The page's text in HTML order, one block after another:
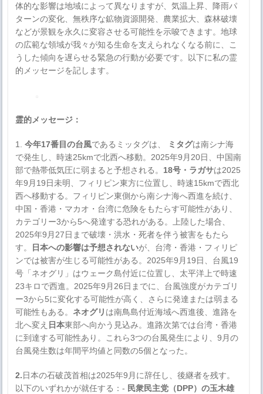
体的な影響は地域によって異なりますが、気温上昇、降雨パ
ターンの変化、無秩序な鉱物資源開発、農業拡大、森林破壊
などが景観を永久に変容させる可能性を示唆できます。地球
の広範な領域が我々が知る生命を支えられなくなる前に、こ
うした傾向を遅らせる緊急の行動が必要です。以下に私の霊
的メッセージを記します。
霊的メッセージ：
1.今年17番目の台風であるミッタグは、 ミタグは南シナ海
で発生し、時速25kmで北西へ移動。2025年9月20日、中国南
部で熱帯低気圧に弱まると予想される。 18号・ラガサは2025
年9月19日未明、フィリピン東方に位置し、時速15kmで西北
西へ移動する。フィリピン東側から南シナ海へ西進を続け、
中国・香港・マカオ・台湾に危険をもたらす可能性があり、
カテゴリー3から5へ発達する恐れがある。上陸した場合、
2025年9月27日まで破壊・洪水・死者を伴う被害をもたら
す。
日本への影響は予想されないが、台湾・香港・フィリピ
ンでは被害が生じる可能性がある。2025年9月19日、台風19
号「ネオグリ」はウェーク島付近に位置し、太平洋上で時速
23キロで西進。2025年9月26日までに、台風強度がカテゴリ
ー3から5に変化する可能性が高く、さらに発達または弱まる
可能性もある。ネオグリ は南鳥島付近海域へ西進後、進路を
北へ変え 日本東部へ向かう見込み。進路次第では台湾・香港
に到達する可能性あり。これら3つの台風発生により、9月の
台風発生数は年間平均値と同数の5個となった。
2.日本の石破茂首相は2025年9月に辞任し、後継者を残す。
以下のいずれかが就任する：- 民衆民主党（DPP）の玉木雄